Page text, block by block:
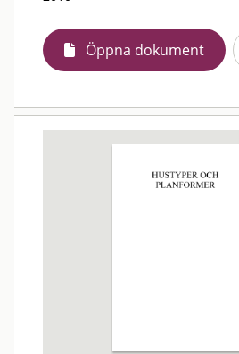
Öppna dokument